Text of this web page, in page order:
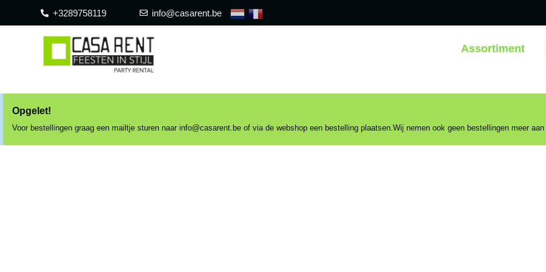
+3289758119 info@casarent.be
Assortiment
Opgelet!
Voor bestellingen graag een mailtje sturen naar info@casarent.be of via de webshop een bestelling plaatsen.Wij nemen ook geen bestellingen meer